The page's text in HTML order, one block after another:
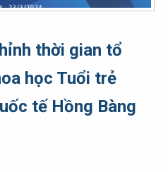
thời gian tổ
học Tuổi trẻ
tế Hồng Bàng